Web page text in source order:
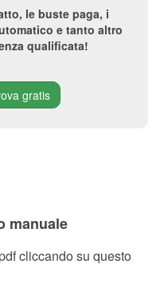
le buste paga, i
e tanto altro
qualificata!
gratis
manuale
cliccando su questo